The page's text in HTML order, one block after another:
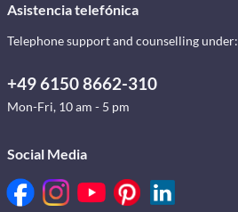
Asistencia telefónica
Telephone support and counselling under:
+49 6150 8662-310
Mon-Fri, 10 am - 5 pm
Social Media